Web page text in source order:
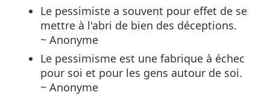
Le pessimiste a souvent pour effet de se
mettre à l'abri de bien des déceptions.
~ Anonyme
Le pessimisme est une fabrique à échec
pour soi et pour les gens autour de soi.
~ Anonyme